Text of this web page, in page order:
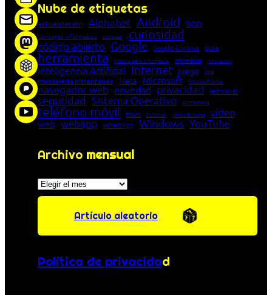
Nube de etiquetas
actualización Alphabet Android app
concepto informático consejo curiosidad
código abierto Google Google Chrome guía
herramienta historia de la Informática Informática innovación
Inteligencia Artificial Internet juego lista
mensajería instantánea Meta Microsoft Mozilla Firefox
navegador web novedad privacidad red social
seguridad Sistema Operativo streaming
teléfono móvil truco tutorial Unión Europea vídeo
web webapp WhatsApp Windows YouTube
Archivo mensual
Archivos
Artículo aleatorio
Política de privacidad